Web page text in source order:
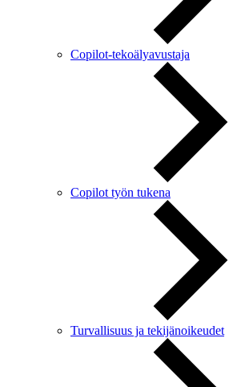
Copilot-tekoälyavustaja
Copilot työn tukena
Turvallisuus ja tekijänoikeudet